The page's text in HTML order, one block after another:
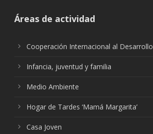
Áreas de actividad
Cooperación Internacional al Desarrollo
Infancia, juventud y familia
Medio Ambiente
Hogar de Tardes ‘Mamá Margarita’
Casa Joven